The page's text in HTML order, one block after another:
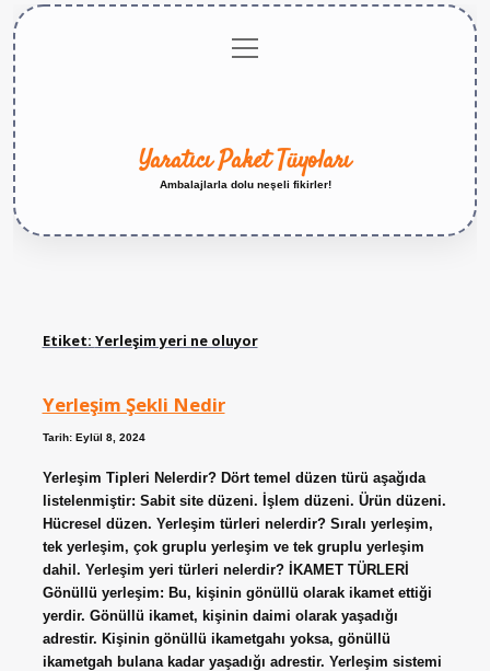
menüyü
aç
Yaratıcı Paket Tüyoları
Ambalajlarla dolu neşeli fikirler!
Etiket: Yerleşim yeri ne oluyor
Yerleşim Şekli Nedir
Tarih: Eylül 8, 2024
Yerleşim Tipleri Nelerdir? Dört temel düzen türü aşağıda
listelenmiştir: Sabit site düzeni. İşlem düzeni. Ürün düzeni.
Hücresel düzen. Yerleşim türleri nelerdir? Sıralı yerleşim,
tek yerleşim, çok gruplu yerleşim ve tek gruplu yerleşim
dahil. Yerleşim yeri türleri nelerdir? İKAMET TÜRLERİ
Gönüllü yerleşim: Bu, kişinin gönüllü olarak ikamet ettiği
yerdir. Gönüllü ikamet, kişinin daimi olarak yaşadığı
adrestir. Kişinin gönüllü ikametgahı yoksa, gönüllü
ikametgah bulana kadar yaşadığı adrestir. Yerleşim sistemi